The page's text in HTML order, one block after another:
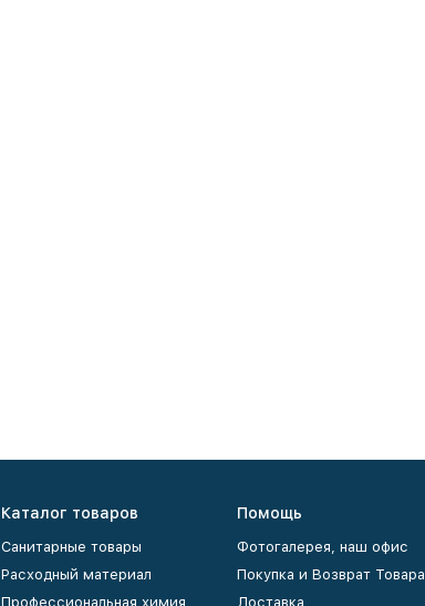
Каталог товаров
Санитарные товары
Расходный материал
Профессиональная химия
Помощь
Фотогалерея, наш офис
Покупка и Возврат Товара
Доставка